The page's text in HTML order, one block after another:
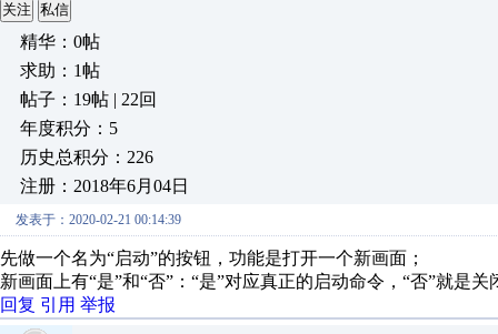
关注 私信
精华：0帖
求助：1帖
帖子：19帖 | 22回
年度积分：5
历史总积分：226
注册：2018年6月04日
发表于：2020-02-21 00:14:39
先做一个名为“启动”的按钮，功能是打开一个新画面；
新画面上有“是”和“否”：“是”对应真正的启动命令，“否”就是
回复 引用 举报